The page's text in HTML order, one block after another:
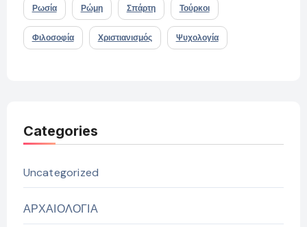
Ρωσία Ρώμη Σπάρτη Τούρκοι
Φιλοσοφία Χριστιανισμός Ψυχολογία
Categories
Uncategorized
ΑΡΧΑΙΟΛΟΓΙΑ